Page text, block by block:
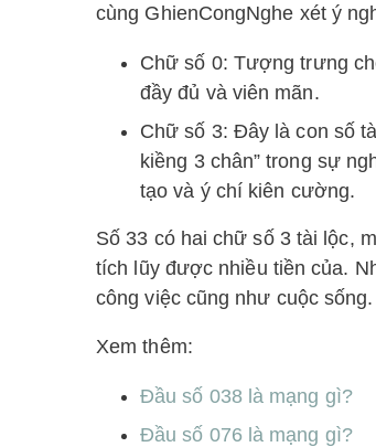
cùng GhienCongNghe xét ý
Chữ số 0: Tượng trưng
đầy đủ và viên mãn.
Chữ số 3: Đây là con số
kiềng 3 chân” trong sự
tạo và ý chí kiên cường.
Số 33 có hai chữ số 3 tài lộc,
tích lũy được nhiều tiền của.
công việc cũng như cuộc sống.
Xem thêm:
Đầu số 038 là mạng gì?
Đầu số 076 là mạng gì?